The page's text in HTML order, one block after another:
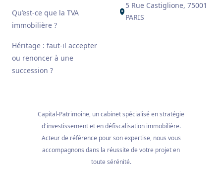
Qu’est-ce que la TVA
immobilière ?
Héritage : faut-il accepter
ou renoncer à une
succession ?
5 Rue Castiglione, 75001
PARIS
Capital-Patrimoine, un cabinet spécialisé en stratégie
d'investissement et en défiscalisation immobilière.
Acteur de référence pour son expertise, nous vous
accompagnons dans la réussite de votre projet en
toute sérénité.